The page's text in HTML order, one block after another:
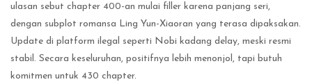
ulasan sebut chapter 400-an mulai filler karena panjang seri,
dengan subplot romansa Ling Yun-Xiaoran yang terasa dipaksakan.
Update di platform ilegal seperti Nobi kadang delay, meski resmi
stabil. Secara keseluruhan, positifnya lebih menonjol, tapi butuh
komitmen untuk 430 chapter.